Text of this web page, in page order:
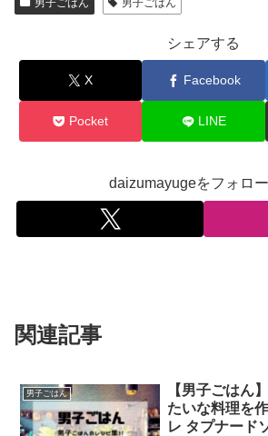
シェアする
X Facebook
Pocket LINE
daizumayugeをフォロ
関連記事
男子ごはん
【男子ごはん
たいな料理を
レ タプナード